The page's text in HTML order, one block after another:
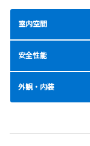
室内空間
安全性能
外観・内装